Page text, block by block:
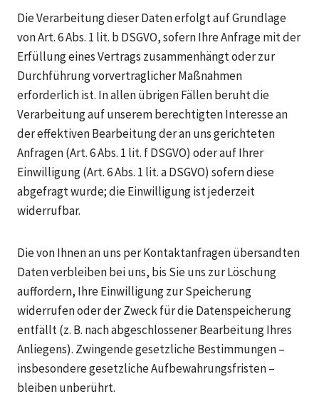
Die Verarbeitung dieser Daten erfolgt auf Grundlage
von Art. 6 Abs. 1 lit. b DSGVO, sofern Ihre Anfrage mit der
Erfüllung eines Vertrags zusammenhängt oder zur
Durchführung vorvertraglicher Maßnahmen
erforderlich ist. In allen übrigen Fällen beruht die
Verarbeitung auf unserem berechtigten Interesse an
der effektiven Bearbeitung der an uns gerichteten
Anfragen (Art. 6 Abs. 1 lit. f DSGVO) oder auf Ihrer
Einwilligung (Art. 6 Abs. 1 lit. a DSGVO) sofern diese
abgefragt wurde; die Einwilligung ist jederzeit
widerrufbar.
Die von Ihnen an uns per Kontaktanfragen übersandten
Daten verbleiben bei uns, bis Sie uns zur Löschung
auffordern, Ihre Einwilligung zur Speicherung
widerrufen oder der Zweck für die Datenspeicherung
entfällt (z. B. nach abgeschlossener Bearbeitung Ihres
Anliegens). Zwingende gesetzliche Bestimmungen –
insbesondere gesetzliche Aufbewahrungsfristen –
bleiben unberührt.